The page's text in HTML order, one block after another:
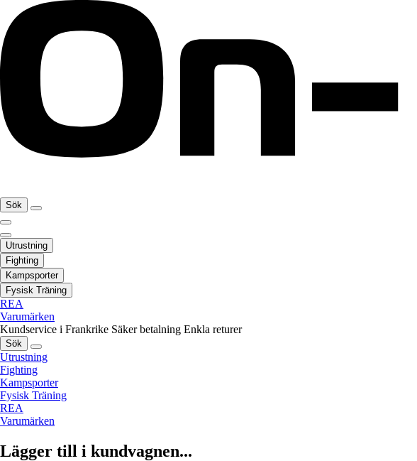
Sök
Utrustning
Fighting
Kampsporter
Fysisk Träning
REA
Varumärken
Kundservice i Frankrike Säker betalning Enkla returer
Sök
Utrustning
Fighting
Kampsporter
Fysisk Träning
REA
Varumärken
Lägger till i kundvagnen...